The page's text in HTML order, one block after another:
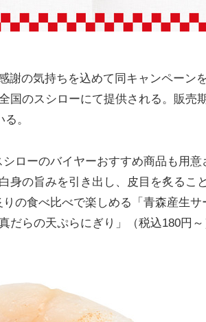
の気持ちを込めて同キャンペーン
国のスシローにて提供される。販売
。
ローのバイヤーおすすめ商品も用意
身の旨みを引き出し、皮目を炙るこ
の食べ比べで楽しめる「青森産生サ
だらの天ぷらにぎり」（税込180円